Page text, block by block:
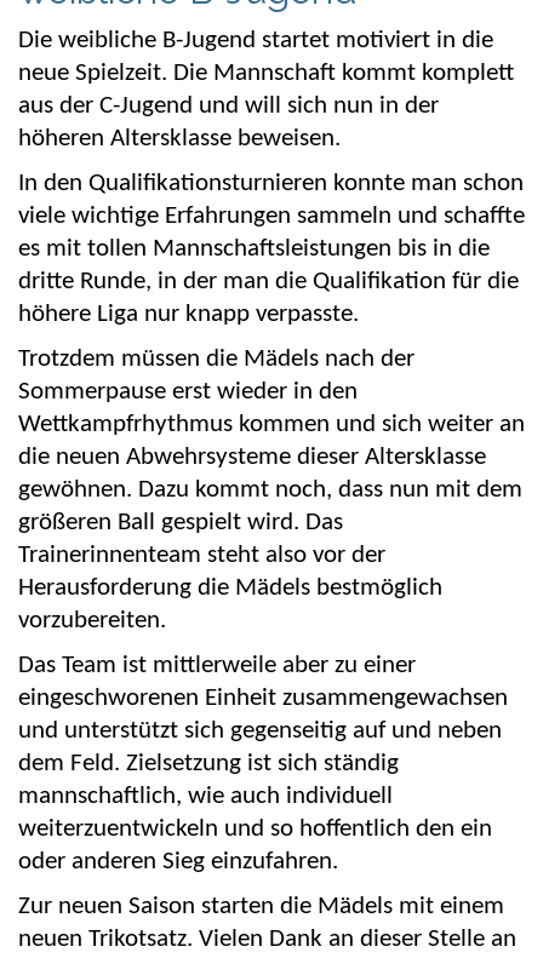
Die weibliche B-Jugend startet motiviert in die
neue Spielzeit. Die Mannschaft kommt komplett
aus der C-Jugend und will sich nun in der
höheren Altersklasse beweisen.
In den Qualifikationsturnieren konnte man schon
viele wichtige Erfahrungen sammeln und schaffte
es mit tollen Mannschaftsleistungen bis in die
dritte Runde, in der man die Qualifikation für die
höhere Liga nur knapp verpasste.
Trotzdem müssen die Mädels nach der
Sommerpause erst wieder in den
Wettkampfrhythmus kommen und sich weiter an
die neuen Abwehrsysteme dieser Altersklasse
gewöhnen. Dazu kommt noch, dass nun mit dem
größeren Ball gespielt wird. Das
Trainerinnenteam steht also vor der
Herausforderung die Mädels bestmöglich
vorzubereiten.
Das Team ist mittlerweile aber zu einer
eingeschworenen Einheit zusammengewachsen
und unterstützt sich gegenseitig auf und neben
dem Feld. Zielsetzung ist sich ständig
mannschaftlich, wie auch individuell
weiterzuentwickeln und so hoffentlich den ein
oder anderen Sieg einzufahren.
Zur neuen Saison starten die Mädels mit einem
neuen Trikotsatz. Vielen Dank an dieser Stelle an